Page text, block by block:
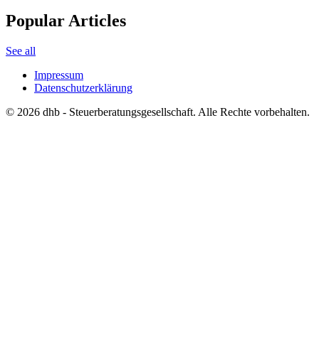
Popular Articles
See all
Impressum
Datenschutzerklärung
© 2026 dhb - Steuerberatungsgesellschaft. Alle Rechte vorbehalten.